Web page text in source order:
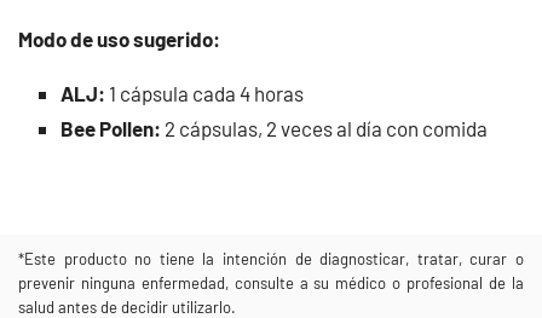
Modo de uso sugerido:
ALJ: 1 cápsula cada 4 horas
Bee Pollen: 2 cápsulas, 2 veces al día con comida
*Este producto no tiene la intención de diagnosticar, tratar, curar o
prevenir ninguna enfermedad, consulte a su médico o profesional de la
salud antes de decidir utilizarlo.